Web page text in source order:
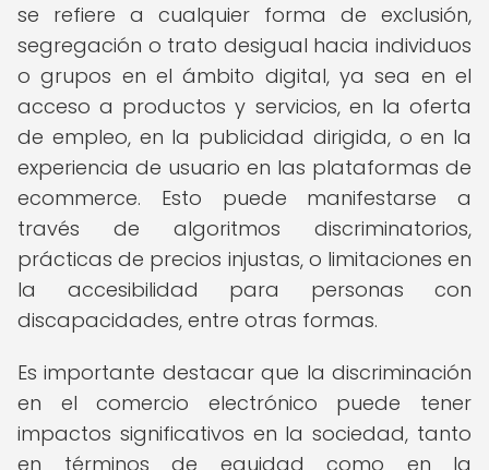
se refiere a cualquier forma de exclusión,
segregación o trato desigual hacia individuos
o grupos en el ámbito digital, ya sea en el
acceso a productos y servicios, en la oferta
de empleo, en la publicidad dirigida, o en la
experiencia de usuario en las plataformas de
ecommerce. Esto puede manifestarse a
través de algoritmos discriminatorios,
prácticas de precios injustas, o limitaciones en
la accesibilidad para personas con
discapacidades, entre otras formas.
Es importante destacar que la discriminación
en el comercio electrónico puede tener
impactos significativos en la sociedad, tanto
en términos de equidad como en la